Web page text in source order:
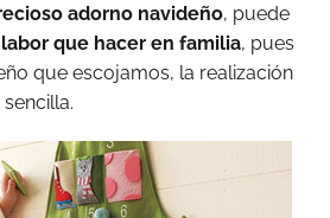
adorno navideño, puede
que hacer en familia, pues
que escojamos, la realización